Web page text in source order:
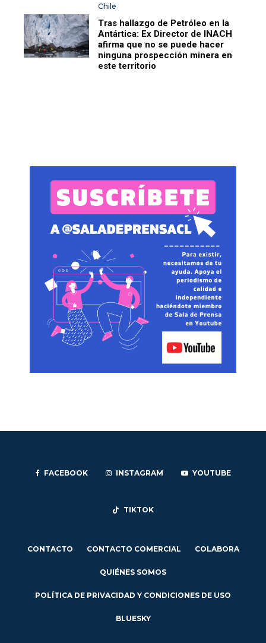
Chile
Tras hallazgo de Petróleo en la
Antártica: Ex Director de INACH
afirma que no se puede hacer
ninguna prospección minera en
este territorio
FACEBOOK INSTAGRAM YOUTUBE
TIKTOK
CONTACTO CONTACTO COMERCIAL COLABORA
QUIÉNES SOMOS
POLÍTICA DE PRIVACIDAD Y CONDICIONES DE USO
BLUESKY